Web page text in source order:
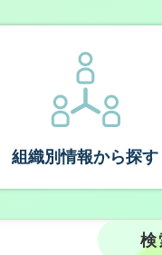
組織別情報から探す